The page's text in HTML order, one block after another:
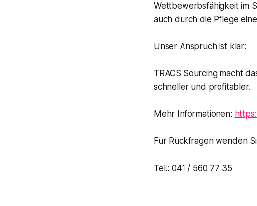
Wettbewerbsfähigkeit im
auch durch die Pflege
Unser Anspruch ist klar:
TRACS Sourcing macht
schneller und profitabler.
Mehr Informationen:
Für Rückfragen wenden
Tel.: 041 / 560 77 35